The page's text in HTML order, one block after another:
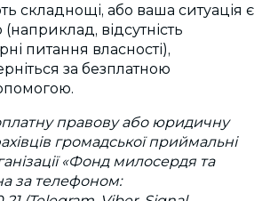
складнощі, або ваша ситуація є
відсутність
питання власності),
за безплатною
правову або юридичну
громадської приймальні
«Фонд милосердя та
за телефоном: